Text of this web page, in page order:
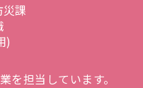
課
)
を担当しています。